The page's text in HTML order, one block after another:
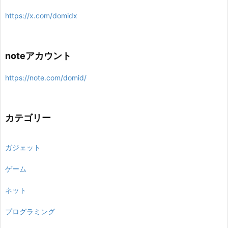
https://x.com/domidx
noteアカウント
https://note.com/domid/
カテゴリー
ガジェット
ゲーム
ネット
プログラミング